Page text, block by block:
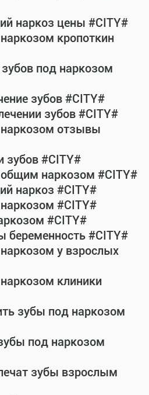
наркоз цены #CITY#
кропоткин
под наркозом
зубов #CITY#
зубов #CITY#
наркозом отзывы
зубов #CITY#
общим наркозом #CITY#
наркоз #CITY#
#CITY#
#CITY#
беременность #CITY#
у взрослых
клиники
зубы под наркозом
под наркозом
зубы взрослым